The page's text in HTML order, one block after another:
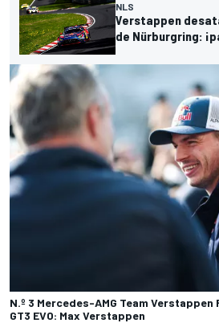
NLS
Verstappen
de Nürburgring:
N.º 3 Mercedes-AMG Team Verstappen
GT3 EVO: Max Verstappen